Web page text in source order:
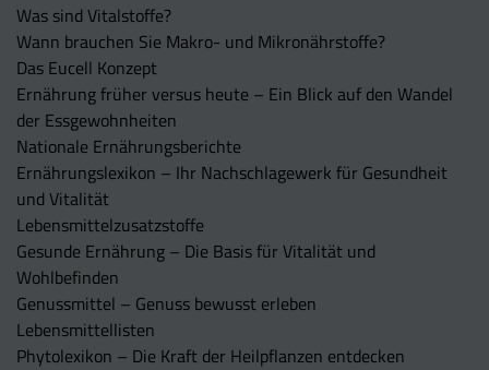
Was sind Vitalstoffe?
Wann brauchen Sie Makro- und Mikronährstoffe?
Das Eucell Konzept
Ernährung früher versus heute – Ein Blick auf den Wandel
der Essgewohnheiten
Nationale Ernährungsberichte
Ernährungslexikon – Ihr Nachschlagewerk für Gesundheit
und Vitalität
Lebensmittelzusatzstoffe
Gesunde Ernährung – Die Basis für Vitalität und
Wohlbefinden
Genussmittel – Genuss bewusst erleben
Lebensmittellisten
Phytolexikon – Die Kraft der Heilpflanzen entdecken